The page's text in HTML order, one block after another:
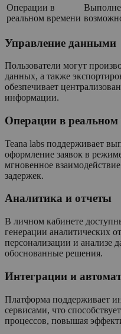
Операции в
реальном времени
Управление данными
Пользователи могут
данных, а также
обезпечивает
информации.
Операции в реальном
Teana labs поддерживает
оформление заявок в
мгновенное
задержек.
Аналитика и отчеты
В личном кабинете
генерации аналитических
персонализации и анализе
обоснованные решения.
Интеграции и
Платформа поддерживает
сервисами, что
процессов, повышая